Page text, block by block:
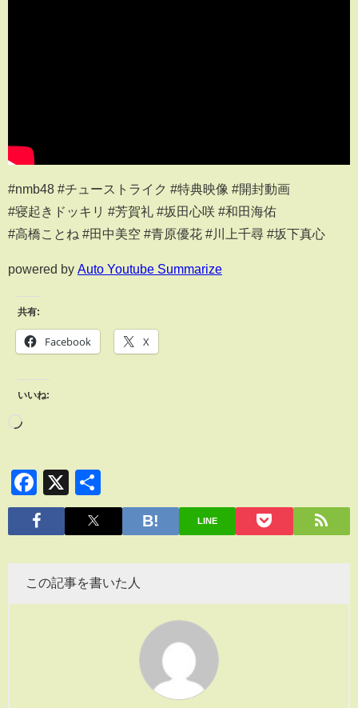
#nmb48 #チューストライク #特典映像 #開封動画
#寝起きドッキリ #芳賀礼 #坂田心咲 #和田海佑
#高橋ことね #田中美空 #青原優花 #川上千尋 #坂下真心
powered by Auto Youtube Summarize
共有:
Facebook X
いいね:
Facebook
X
有
LINE
この記事を書いた人